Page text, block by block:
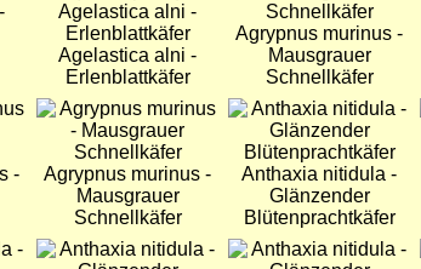
Agelastica alni -
Erlenblattkäfer
Agrypnus murinus -
Mausgrauer
Schnellkäfer
-
Bild
Agrypnus murinus -
Mausgrauer
Schnellkäfer
Bild
Anthaxia nitidula -
Glänzender
Blütenprachtkäfer
Bild Bild